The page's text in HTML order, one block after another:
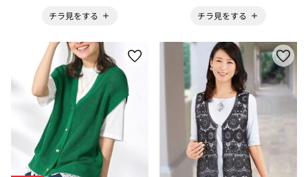
チラ見をする
チラ見をする